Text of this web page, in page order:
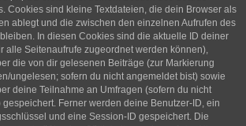
Cookies sind kleine Textdateien, die dein Browser als
ablegt und die zwischen den einzelnen Aufrufen des
In diesen Cookies sind die aktuelle ID deiner
alle Seitenaufrufe zugeordnet werden können),
die von dir gelesenen Beiträge (zur Markierung
ungelesen; sofern du nicht angemeldet bist) sowie
deine Teilnahme an Umfragen (sofern du nicht
Ferner werden deine Benutzer-ID, ein
und eine Session-ID gespeichert. Die